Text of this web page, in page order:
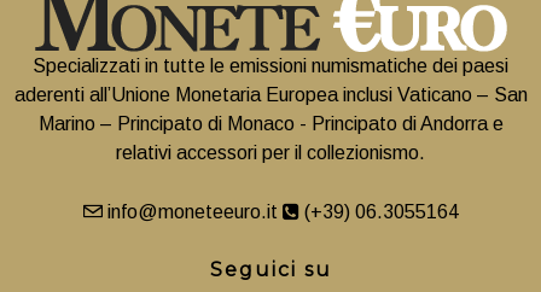
Specializzati in tutte le emissioni numismatiche dei paesi
aderenti all’Unione Monetaria Europea inclusi Vaticano – San
Marino – Principato di Monaco - Principato di Andorra e
relativi accessori per il collezionismo.
info@moneteeuro.it (+39) 06.3055164
Seguici su